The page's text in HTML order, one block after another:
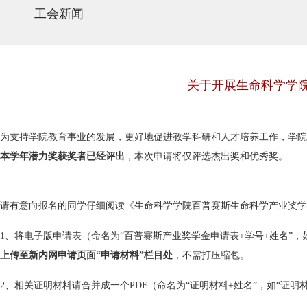
工会新闻
关于开展生命科学学
为支持学院教育事业的发展，更好地促进教学科研和人才培养工作，学
本学年潜力奖获奖者已经评出 ，本次申请将仅评选杰出奖和优秀奖。
请有意向报名的同学仔细阅读《生命科学学院百普赛斯生命科学产业奖
1、将电子版申请表（命名为“百普赛斯产业奖学金申请表+学号+姓名”
上传至新内网申请页面“申请材料”栏目处 ，不需打压缩包。
2、相关证明材料请合并成一个PDF（命名为“证明材料+姓名”，如“证明